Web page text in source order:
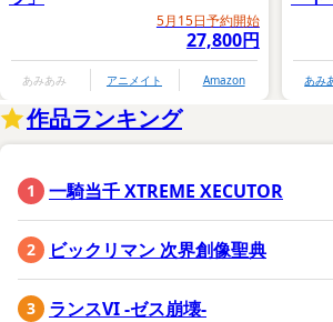
5月15日予約開始
27,800円
あみあみ アニメイト Amazon あみ
作品ランキング
一騎当千 XTREME XECUTOR
ビックリマン 次界創像聖典
ランスVI -ゼス崩壊-